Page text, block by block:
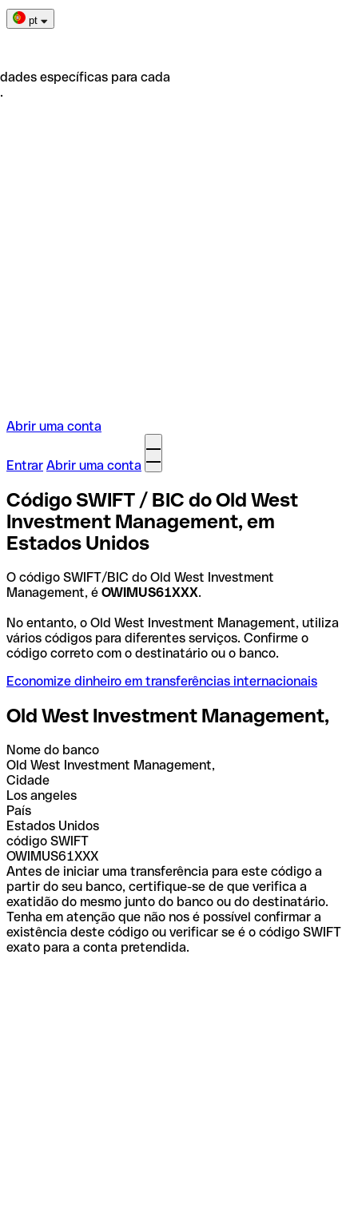
pt
específicas para cada
Abrir uma conta
Entrar Abrir uma conta
Código SWIFT / BIC do Old West
Investment Management, em
Estados Unidos
O código SWIFT/BIC do Old West Investment
Management, é OWIMUS61XXX.
No entanto, o Old West Investment Management, utiliza
vários códigos para diferentes serviços. Confirme o
código correto com o destinatário ou o banco.
Economize dinheiro em transferências internacionais
Old West Investment Management,
Nome do banco
Old West Investment Management,
Cidade
Los angeles
País
Estados Unidos
código SWIFT
OWIMUS61XXX
Antes de iniciar uma transferência para este código a
partir do seu banco, certifique-se de que verifica a
exatidão do mesmo junto do banco ou do destinatário.
Tenha em atenção que não nos é possível confirmar a
existência deste código ou verificar se é o código SWIFT
exato para a conta pretendida.